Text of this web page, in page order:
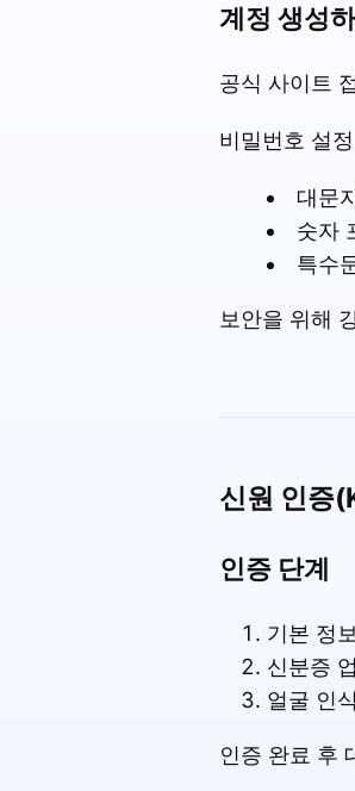
계정 생성하
공식 사이트
비밀번호 설
대문
숫자
특수
보안을 위해
신원 인증
인증 단계
기본 정
신분증
얼굴 인
인증 완료 후